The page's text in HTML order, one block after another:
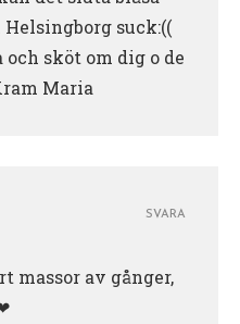
suck:((
och sköt om dig o de
Maria
massor av gånger,
SVARA